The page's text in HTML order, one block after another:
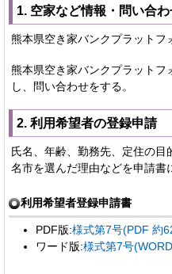
1. 空家など情報・問い合わ
熊本県空き家バンクプラットフ
熊本県空き家バンクプラットフ
し、問い合わせをする。
2. 利用希望者の登録申請
氏名、年齢、勤務先、定住の目
名市を選んだ理由などを申請書
利用希望者登録申請書
PDF版:様式第7号(PDF 約
ワード版:様式第7号